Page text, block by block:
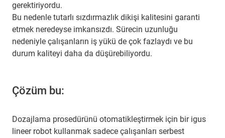
gerektiriyordu.
Bu nedenle tutarlı sızdırmazlık dikişi kalitesini garanti
etmek neredeyse imkansızdı. Sürecin uzunluğu
nedeniyle çalışanların iş yükü de çok fazlaydı ve bu
durum kaliteyi daha da düşürebiliyordu.
Çözüm bu:
Dozajlama prosedürünü otomatikleştirmek için bir igus
lineer robot kullanmak sadece çalışanları serbest